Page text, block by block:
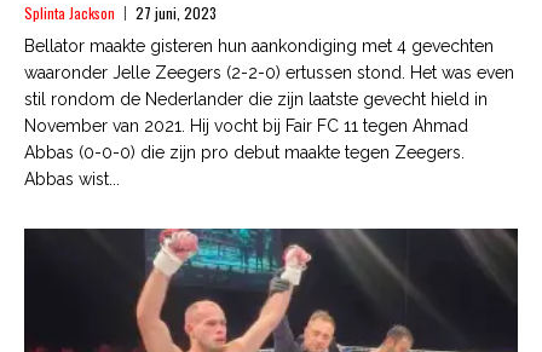
Splinta Jackson 27 juni, 2023
Bellator maakte gisteren hun aankondiging met 4 gevechten
waaronder Jelle Zeegers (2-2-0) ertussen stond. Het was even
stil rondom de Nederlander die zijn laatste gevecht hield in
November van 2021. Hij vocht bij Fair FC 11 tegen Ahmad
Abbas (0-0-0) die zijn pro debut maakte tegen Zeegers.
Abbas wist...